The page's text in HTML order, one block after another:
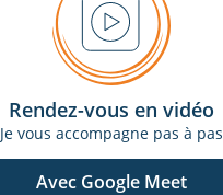
Rendez-vous en vidéo
Je vous accompagne pas à pas
Avec Google Meet